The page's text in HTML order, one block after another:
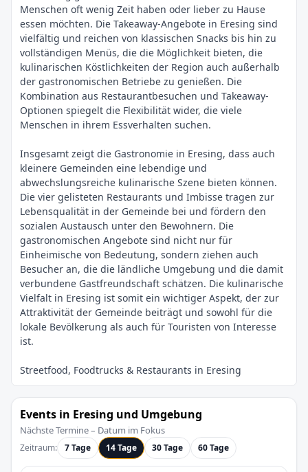
Menschen oft wenig Zeit haben oder lieber zu Hause
essen möchten. Die Takeaway-Angebote in Eresing sind
vielfältig und reichen von klassischen Snacks bis hin zu
vollständigen Menüs, die die Möglichkeit bieten, die
kulinarischen Köstlichkeiten der Region auch außerhalb
der gastronomischen Betriebe zu genießen. Die
Kombination aus Restaurantbesuchen und Takeaway-
Optionen spiegelt die Flexibilität wider, die viele
Menschen in ihrem Essverhalten suchen.
Insgesamt zeigt die Gastronomie in Eresing, dass auch
kleinere Gemeinden eine lebendige und
abwechslungsreiche kulinarische Szene bieten können.
Die vier gelisteten Restaurants und Imbisse tragen zur
Lebensqualität in der Gemeinde bei und fördern den
sozialen Austausch unter den Bewohnern. Die
gastronomischen Angebote sind nicht nur für
Einheimische von Bedeutung, sondern ziehen auch
Besucher an, die die ländliche Umgebung und die damit
verbundene Gastfreundschaft schätzen. Die kulinarische
Vielfalt in Eresing ist somit ein wichtiger Aspekt, der zur
Attraktivität der Gemeinde beiträgt und sowohl für die
lokale Bevölkerung als auch für Touristen von Interesse
Events in Eresing und Umgebung
Nächste Termine – Datum im Fokus
Zeitraum: 7 Tage 14 Tage 30 Tage 60 Tage